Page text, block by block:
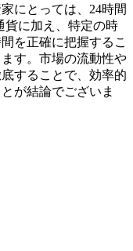
にとっては、24時間
貨に加え、特定の時
を正確に把握するこ
す。市場の流動性や
することで、効率的
が結論でございま